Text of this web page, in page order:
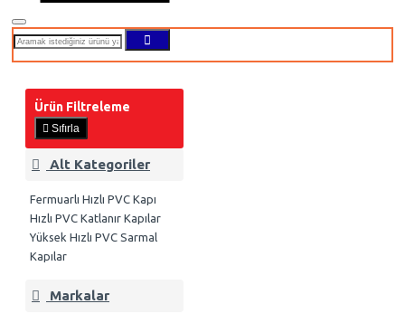
Ürün Filtreleme
Sıfırla
Alt Kategoriler
Fermuarlı Hızlı PVC Kapı
Hızlı PVC Katlanır Kapılar
Yüksek Hızlı PVC Sarmal
Kapılar
Markalar